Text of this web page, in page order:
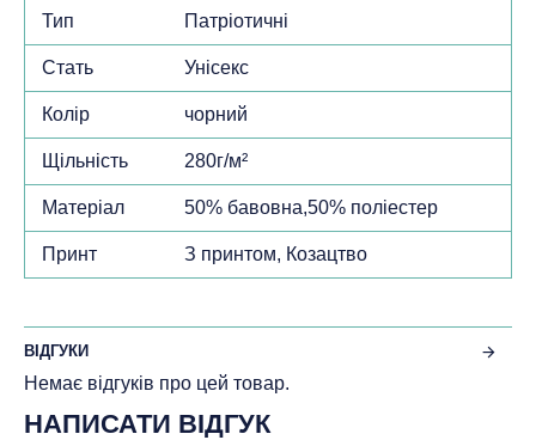
Тип Патріотичні
Стать Унісекс
Колір чорний
Щільність 280г/м²
Матеріал 50% бавовна,50% поліестер
Принт З принтом, Козацтво
ВІДГУКИ
Немає відгуків про цей товар.
НАПИСАТИ ВІДГУК